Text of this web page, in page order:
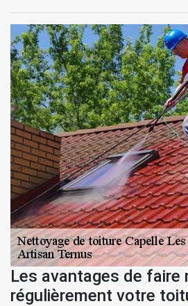
Les avantages de faire
régulièrement votre